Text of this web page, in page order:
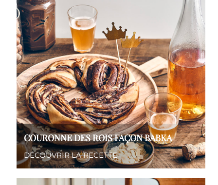
COURONNE DES ROIS FAÇON BABKA
DÉCOUVRIR LA RECETTE